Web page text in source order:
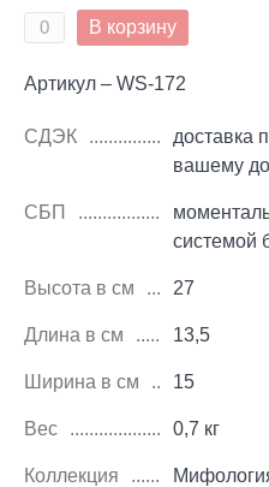
В корзину
Артикул – WS-172
СДЭК
доставка
вашему
СБП
системой
Высота в см 27
Длина в см 13,5
Ширина в см 15
Вес 0,7 кг
Коллекция